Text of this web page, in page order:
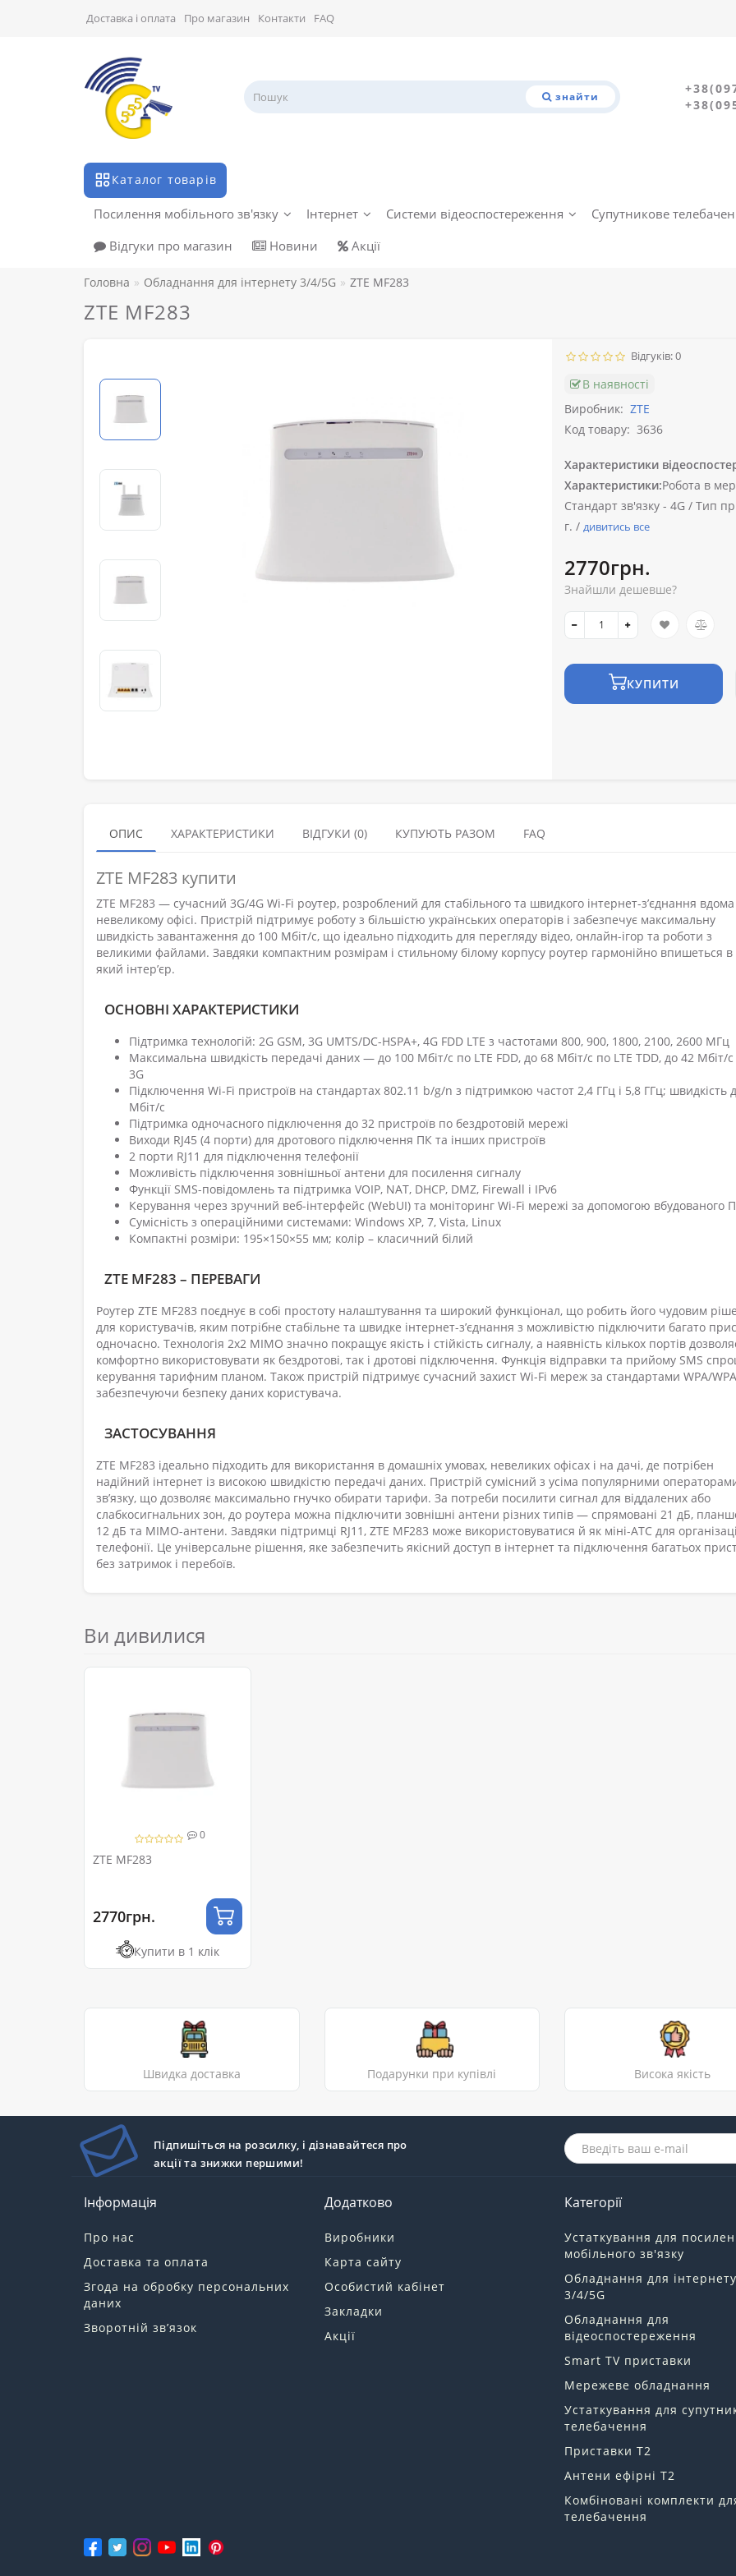
Доставка і оплата Про магазин Контакти FAQ
знайти
Каталог товарів
Посилення мобільного зв'язку Інтернет Системи відеоспостереження Супутникове
Відгуки про магазин
Новини Акції
Головна Обладнання для інтернету 3/4/5G ZTE MF283
ZTE MF283
Відгуків: 0
В наявності
Виробник: ZTE
Код товару: 3636
Характеристики
Характеристики:Робота в
Стандарт зв'язку - 4G / Тип
г. / дивитись все
2770грн.
Знайшли дешевше?
КУПИТИ
ОПИС ХАРАКТЕРИСТИКИ ВІДГУКИ (0) КУПУЮТЬ РАЗОМ FAQ
ZTE MF283 купити
ZTE MF283 — сучасний 3G/4G Wi-Fi роутер, розроблений для стабільного та швидкого інтернет-з’єднання
невеликому офісі. Пристрій підтримує роботу з більшістю українських операторів і забезпечує максимальну
швидкість завантаження до 100 Мбіт/с, що ідеально підходить для перегляду відео, онлайн-ігор та роботи з
великими файлами. Завдяки компактним розмірам і стильному білому корпусу роутер гармонійно впишеться в
який інтер’єр.
ОСНОВНІ ХАРАКТЕРИСТИКИ
Підтримка технологій: 2G GSM, 3G UMTS/DC-HSPA+, 4G FDD LTE з частотами 800, 900, 1800, 2100, 2600 МГц
Максимальна швидкість передачі даних — до 100 Мбіт/с по LTE FDD, до 68 Мбіт/с по LTE TDD, до 42 Мбіт/
3G
Підключення Wi-Fi пристроїв на стандартах 802.11 b/g/n з підтримкою частот 2,4 ГГц і 5,8 ГГц; швидкість
Мбіт/с
Підтримка одночасного підключення до 32 пристроїв по бездротовій мережі
Виходи RJ45 (4 порти) для дротового підключення ПК та інших пристроїв
2 порти RJ11 для підключення телефонії
Можливість підключення зовнішньої антени для посилення сигналу
Функції SMS-повідомлень та підтримка VOIP, NAT, DHCP, DMZ, Firewall і IPv6
Керування через зручний веб-інтерфейс (WebUI) та моніторинг Wi-Fi мережі за допомогою вбудованого
Сумісність з операційними системами: Windows XP, 7, Vista, Linux
Компактні розміри: 195×150×55 мм; колір – класичний білий
ZTE MF283 – ПЕРЕВАГИ
Роутер ZTE MF283 поєднує в собі простоту налаштування та широкий функціонал, що робить його чудовим
для користувачів, яким потрібне стабільне та швидке інтернет-з’єднання з можливістю підключити багато
одночасно. Технологія 2x2 MIMO значно покращує якість і стійкість сигналу, а наявність кількох портів
комфортно використовувати як бездротові, так і дротові підключення. Функція відправки та прийому SMS
керування тарифним планом. Також пристрій підтримує сучасний захист Wi-Fi мереж за стандартами WPA/
забезпечуючи безпеку даних користувача.
ЗАСТОСУВАННЯ
ZTE MF283 ідеально підходить для використання в домашніх умовах, невеликих офісах і на дачі, де потрібен
надійний інтернет із високою швидкістю передачі даних. Пристрій сумісний з усіма популярними
зв’язку, що дозволяє максимально гнучко обирати тарифи. За потреби посилити сигнал для віддалених або
слабкосигнальних зон, до роутера можна підключити зовнішні антени різних типів — спрямовані 21 дБ,
12 дБ та MIMO-антени. Завдяки підтримці RJ11, ZTE MF283 може використовуватися й як міні-АТС для
телефонії. Це універсальне рішення, яке забезпечить якісний доступ в інтернет та підключення багатьох
без затримок і перебоїв.
Ви дивилися
0
ZTE MF283
2770грн.
Купити в 1 клік
Швидка доставка Подарунки при купівлі Висока якість
Підпишіться на розсилку, і дізнавайтеся про
акції та знижки першими!
Інформація
Про нас
Доставка та оплата
Згода на обробку персональних
даних
Зворотній зв’язок
Додатково
Виробники
Карта сайту
Особистий кабінет
Закладки
Акції
Категорії
Устаткування для
мобільного зв'язку
Обладнання для інтернету
3/4/5G
Обладнання для
відеоспостереження
Smart TV приставки
Мережеве обладнання
Устаткування для
телебачення
Приставки Т2
Антени ефірні Т2
Комбіновані комплекти
телебачення